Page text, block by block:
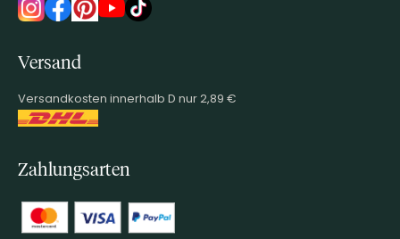
Versand
Versandkosten innerhalb D nur 2,89 €
Zahlungsarten